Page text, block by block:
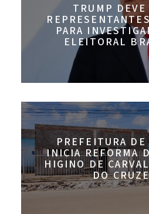
TRUMP DEVE
PARA
ELEITORAL
PREFEITURA
INICIA REFORMA
HIGINO DE
DO